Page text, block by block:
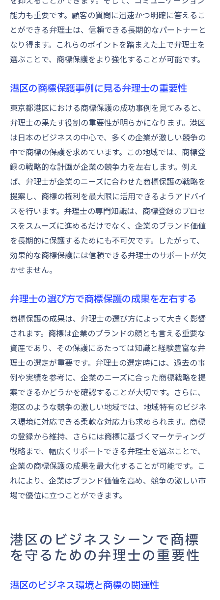
能力も重要です。顧客の質問に迅速かつ明確に答えるこ
とができる弁理士は、信頼できる長期的なパートナーと
なり得ます。これらのポイントを踏まえた上で弁理士を
選ぶことで、商標保護をより強化することが可能です。
港区の商標保護事例に見る弁理士の重要性
東京都港区における商標保護の成功事例を見てみると、
弁理士の果たす役割の重要性が明らかになります。港区
は日本のビジネスの中心で、多くの企業が激しい競争の
中で商標の保護を求めています。この地域では、商標登
録の戦略的な計画が企業の競争力を左右します。例え
ば、弁理士が企業のニーズに合わせた商標保護の戦略を
提案し、商標の権利を最大限に活用できるようアドバイ
スを行います。弁理士の専門知識は、商標登録のプロセ
スをスムーズに進めるだけでなく、企業のブランド価値
を長期的に保護するためにも不可欠です。したがって、
効果的な商標保護には信頼できる弁理士のサポートが欠
かせません。
弁理士の選び方で商標保護の成果を左右する
商標保護の成果は、弁理士の選び方によって大きく影響
されます。商標は企業のブランドの顔とも言える重要な
資産であり、その保護にあたっては知識と経験豊富な弁
理士の選定が重要です。弁理士の選定時には、過去の事
例や実績を参考に、企業のニーズに合った商標戦略を提
案できるかどうかを確認することが大切です。さらに、
港区のような競争の激しい地域では、地域特有のビジネ
ス環境に対応できる柔軟な対応力も求められます。商標
の登録から維持、さらには商標に基づくマーケティング
戦略まで、幅広くサポートできる弁理士を選ぶことで、
企業の商標保護の成果を最大化することが可能です。こ
れにより、企業はブランド価値を高め、競争の激しい市
場で優位に立つことができます。
港区のビジネスシーンで商標
を守るための弁理士の重要性
港区のビジネス環境と商標の関連性